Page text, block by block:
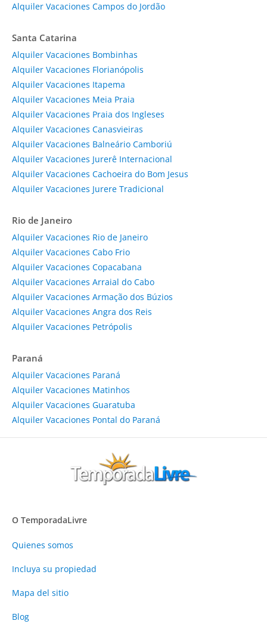
Alquiler Vacaciones Campos do Jordão
Santa Catarina
Alquiler Vacaciones Bombinhas
Alquiler Vacaciones Florianópolis
Alquiler Vacaciones Itapema
Alquiler Vacaciones Meia Praia
Alquiler Vacaciones Praia dos Ingleses
Alquiler Vacaciones Canasvieiras
Alquiler Vacaciones Balneário Camboriú
Alquiler Vacaciones Jurerê Internacional
Alquiler Vacaciones Cachoeira do Bom Jesus
Alquiler Vacaciones Jurere Tradicional
Rio de Janeiro
Alquiler Vacaciones Rio de Janeiro
Alquiler Vacaciones Cabo Frio
Alquiler Vacaciones Copacabana
Alquiler Vacaciones Arraial do Cabo
Alquiler Vacaciones Armação dos Búzios
Alquiler Vacaciones Angra dos Reis
Alquiler Vacaciones Petrópolis
Paraná
Alquiler Vacaciones Paraná
Alquiler Vacaciones Matinhos
Alquiler Vacaciones Guaratuba
Alquiler Vacaciones Pontal do Paraná
O TemporadaLivre
Quienes somos
Incluya su propiedad
Mapa del sitio
Blog